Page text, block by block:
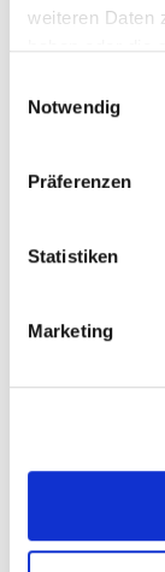
weiteren Daten
Notwendig
Präferenzen
Statistiken
Marketing
Exklusive
DEHOGA